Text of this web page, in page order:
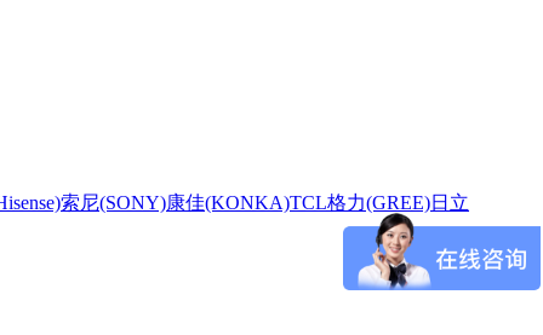
索尼(SONY)康佳(KONKA)TCL格力(GREE)日立